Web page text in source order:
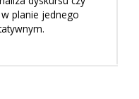
planie jednego